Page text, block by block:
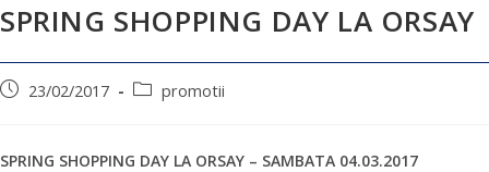
SPRING SHOPPING DAY LA ORSAY
23/02/2017 promotii
SPRING SHOPPING DAY LA ORSAY – SAMBATA 04.03.2017